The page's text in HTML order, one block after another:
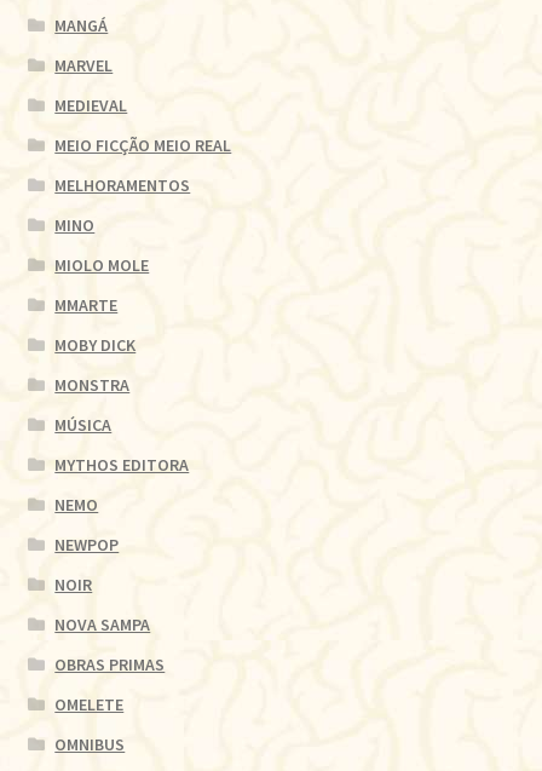
MANGÁ
MARVEL
MEDIEVAL
MEIO FICÇÃO MEIO REAL
MELHORAMENTOS
MINO
MIOLO MOLE
MMARTE
MOBY DICK
MONSTRA
MÚSICA
MYTHOS EDITORA
NEMO
NEWPOP
NOIR
NOVA SAMPA
OBRAS PRIMAS
OMELETE
OMNIBUS